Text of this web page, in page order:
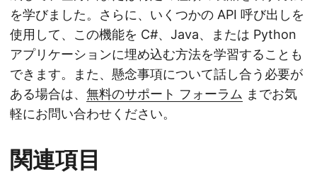
を学びました。さらに、いくつかの API 呼び出しを
使用して、この機能を C#、Java、または Python
アプリケーションに埋め込む方法を学習することも
できます。また、懸念事項について話し合う必要が
ある場合は、 無料のサポート フォーラム までお気
軽にお問い合わせください。
関連項目